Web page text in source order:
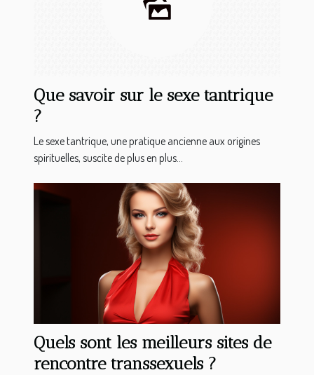
Que savoir sur le sexe tantrique
?
Le sexe tantrique, une pratique ancienne aux origines
spirituelles, suscite de plus en plus...
Quels sont les meilleurs sites de
rencontre transsexuels ?